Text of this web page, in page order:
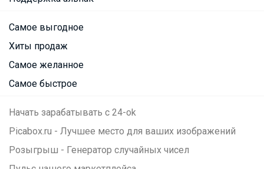
Самое выгодное
Хиты продаж
Самое желанное
Самое быстрое
Начать зарабатывать с 24-ok
Picabox.ru - Лучшее место для ваших изображений
Розыгрыш - Генератор случайных чисел